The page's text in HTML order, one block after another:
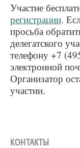
Участие
регистрации.
просьба
делегатского
телефону +7
электронной
Организатор
участии.
КОНТАКТЫ